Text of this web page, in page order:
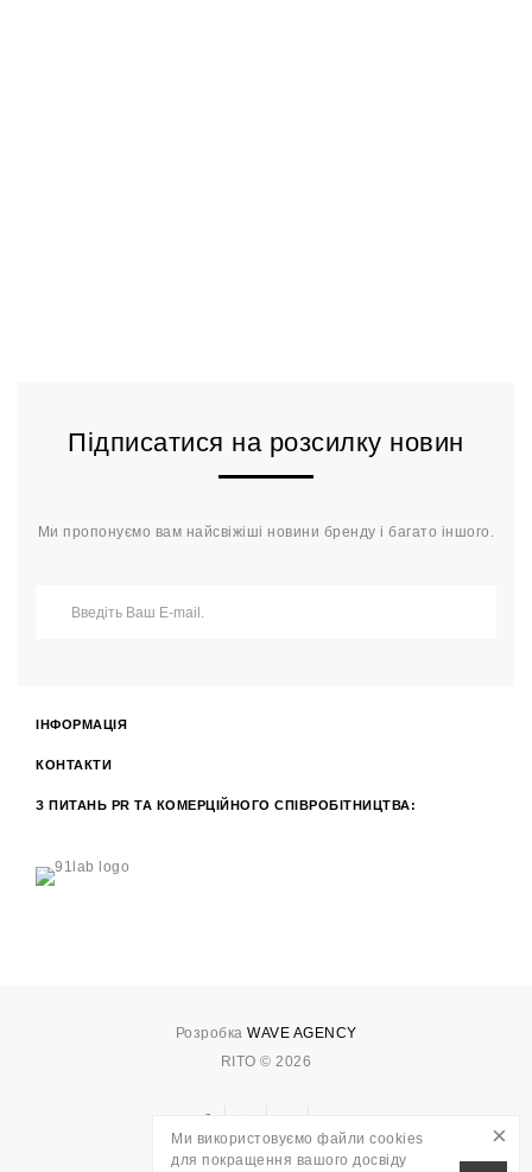
Підписатися на розсилку новин
Ми пропонуємо вам найсвіжіші новини бренду і багато іншого.
ІНФОРМАЦІЯ
КОНТАКТИ
З ПИТАНЬ PR ТА КОМЕРЦІЙНОГО СПІВРОБІТНИЦТВА:
Розробка WAVE AGENCY
RITO © 2026
Ми використовуємо файли cookies
для покращення вашого досвіду
×